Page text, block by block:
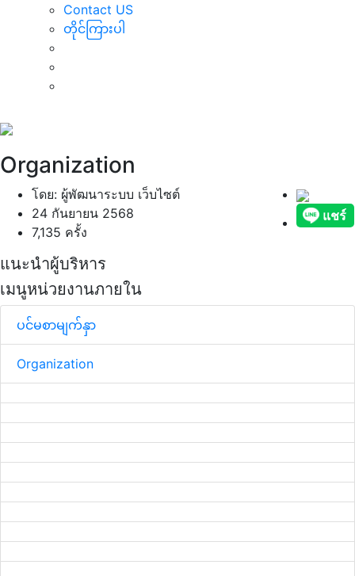
Contact US
တိုင်ကြားပါ
Organization
โดย: ผู้พัฒนาระบบ เว็บไซต์
24 กันยายน 2568
7,135 ครั้ง
แนะนำผู้บริหาร
เมนูหน่วยงานภายใน
ပင်မစာမျက်နှာ
Organization